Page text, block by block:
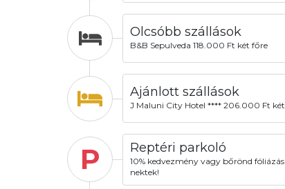
Olcsóbb szállások
B&B Sepulveda 118.000 Ft két főre
Ajánlott szállások
J Maluni City Hotel **** 206.000 Ft
P Reptéri parkoló
10% kedvezmény vagy bőrönd fóliázás
nektek!